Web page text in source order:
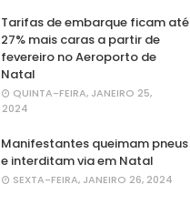
Tarifas de embarque ficam até
27% mais caras a partir de
fevereiro no Aeroporto de
Natal
QUINTA-FEIRA, JANEIRO 25,
2024
Manifestantes queimam pneus
e interditam via em Natal
SEXTA-FEIRA, JANEIRO 26, 2024